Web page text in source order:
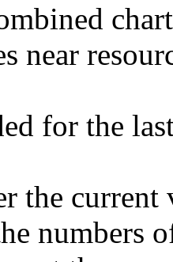
near
for the
the
numbers